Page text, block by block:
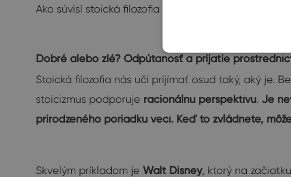
Ako súvisí stoická filozofia s podnikaním? Poďme to
Dobré alebo zlé? Odpútanosť a prijatie
Stoická filozofia nás učí prijímať osud taký, aký je.
stoicizmus podporuje racionálnu perspektívu. Je
prirodzeného poriadku vecí. Keď to zvládnete,
Skvelým príkladom je Walt Disney, ktorý na